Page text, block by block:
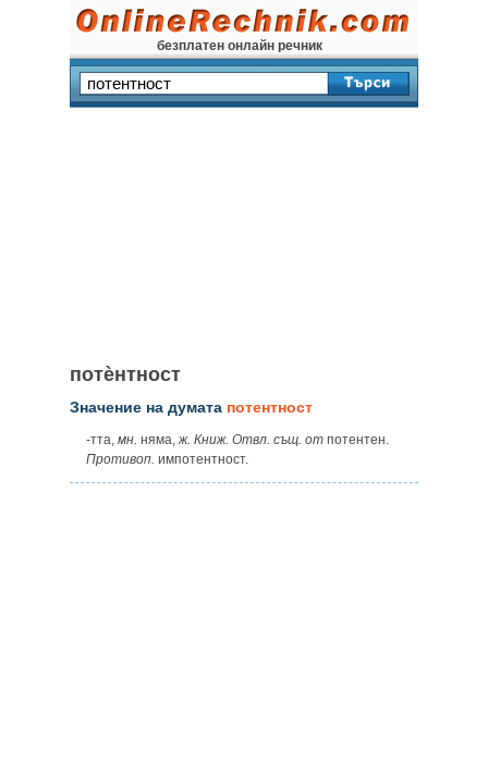
безплатен онлайн речник
потѐнтност
Значение на думата потентност
‑тта, мн. няма,ж. Книж. Отвл. същ. от потентен.
Противоп. импотентност.